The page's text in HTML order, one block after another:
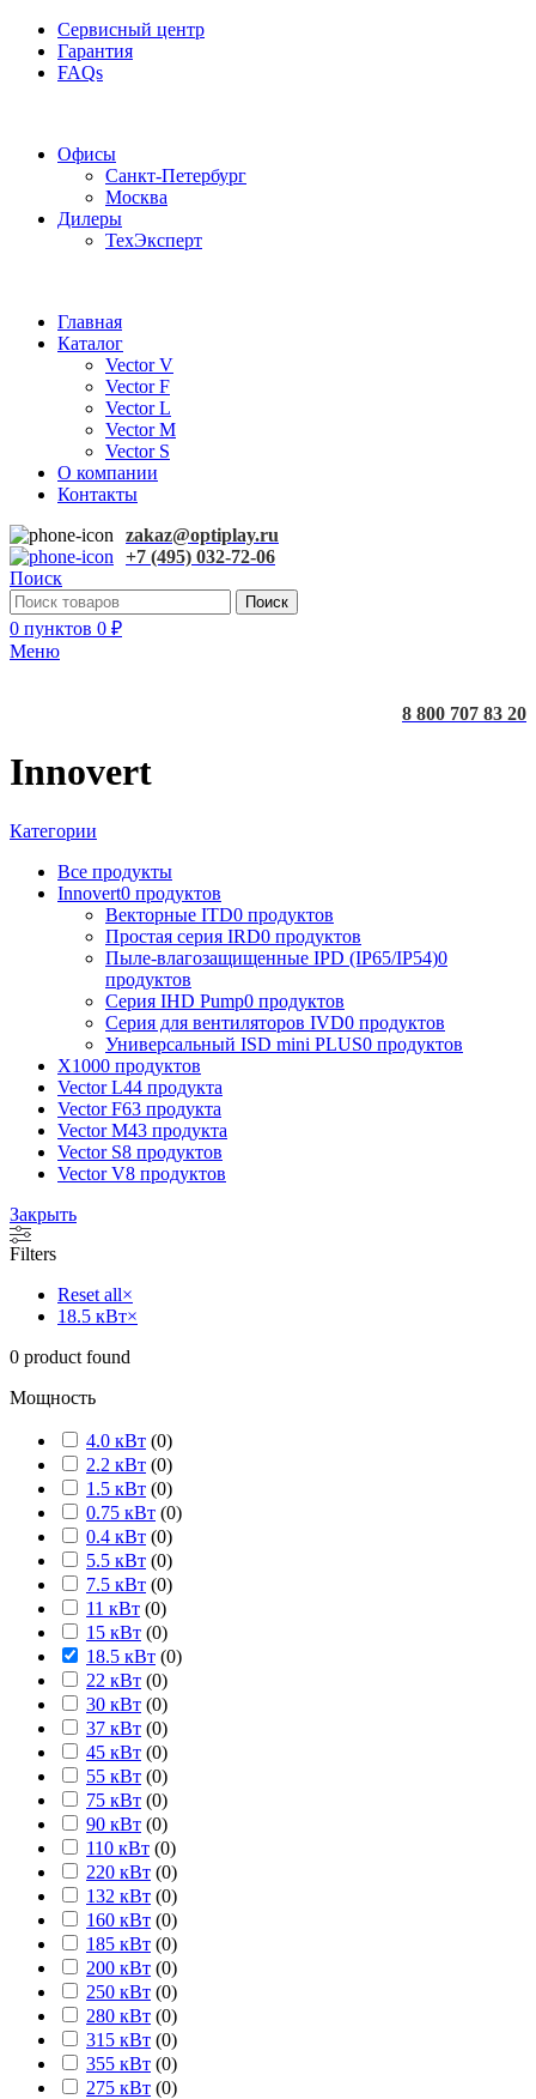
Сервисный центр
Гарантия
FAQs
Офисы
Санкт-Петербург
Москва
Дилеры
ТехЭксперт
Главная
Каталог
Vector V
Vector F
Vector L
Vector M
Vector S
О компании
Контакты
zakaz@optiplay.ru
+7 (495) 032-72-06
Поиск
Поиск
0 пунктов 0 ₽
Меню
8 800 707 83 20
Innovert
Категории
Все продукты
Innovert0 продуктов
Векторные ITD0 продуктов
Простая серия IRD0 продуктов
Пыле-влагозащищенные IPD (IP65/IP54)0
продуктов
Серия IHD Pump0 продуктов
Серия для вентиляторов IVD0 продуктов
Универсальный ISD mini PLUS0 продуктов
X1000 продуктов
Vector L44 продукта
Vector F63 продукта
Vector M43 продукта
Vector S8 продуктов
Vector V8 продуктов
Закрыть
Filters
Reset all×
18.5 кВт×
0 product found
Мощность
4.0 кВт (0)
2.2 кВт (0)
1.5 кВт (0)
0.75 кВт (0)
0.4 кВт (0)
5.5 кВт (0)
7.5 кВт (0)
11 кВт (0)
15 кВт (0)
18.5 кВт (0)
22 кВт (0)
30 кВт (0)
37 кВт (0)
45 кВт (0)
55 кВт (0)
75 кВт (0)
90 кВт (0)
110 кВт (0)
220 кВт (0)
132 кВт (0)
160 кВт (0)
185 кВт (0)
200 кВт (0)
250 кВт (0)
280 кВт (0)
315 кВт (0)
355 кВт (0)
275 кВт (0)